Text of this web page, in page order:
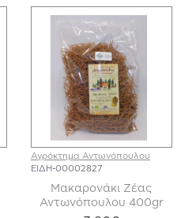
Αγρόκτημα Αντωνόπουλου
ΕΙΔΗ-00002827
Μακαρονάκι Ζέας
Αντωνόπουλου 400gr